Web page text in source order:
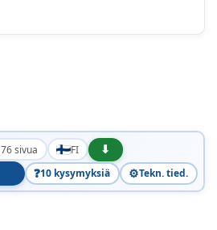
76 sivua FI
⬇
❓10 kysymyksiä ⚙️Tekn. tied.